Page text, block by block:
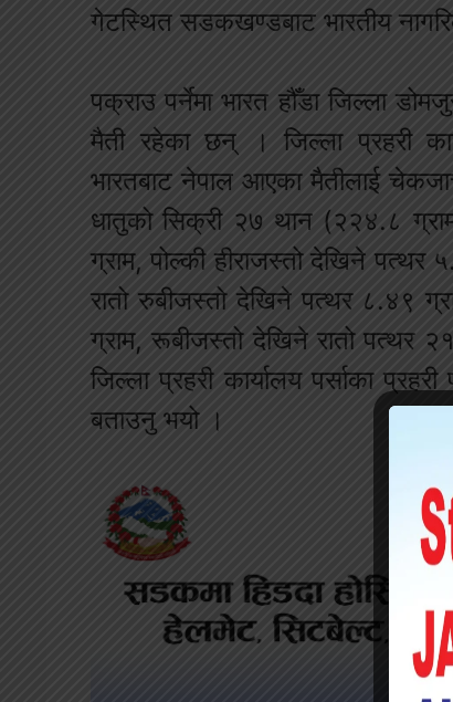
गेटस्थित सडकखण्डबाट भारतीय
पक्राउ पर्नेमा भारत हौँडा जिल्ला
मैती रहेका छन् । जिल्ला प्रहरी
भारतबाट नेपाल आएका मैतीलाई
धातुको सिक्री २७ थान (२२४.८
ग्राम, पोल्की हीराजस्तो देखिने पत्थर
रातो रुबीजस्तो देखिने पत्थर ८.४९
ग्राम, रूबीजस्तो देखिने रातो पत्थर
जिल्ला प्रहरी कार्यालय पर्साका
बताउनु भयो ।